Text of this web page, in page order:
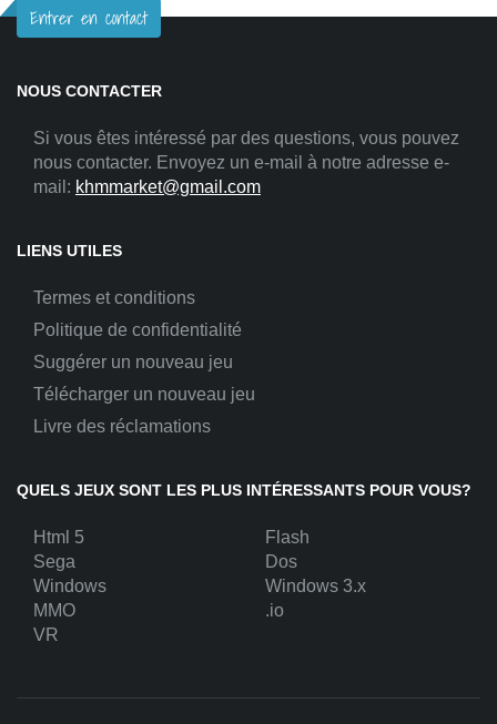
Entrer en contact
NOUS CONTACTER
Si vous êtes intéressé par des questions, vous pouvez
nous contacter. Envoyez un e-mail à notre adresse e-
mail: khmmarket@gmail.com
LIENS UTILES
Termes et conditions
Politique de confidentialité
Suggérer un nouveau jeu
Télécharger un nouveau jeu
Livre des réclamations
QUELS JEUX SONT LES PLUS INTÉRESSANTS POUR VOUS?
Html 5
Flash
Sega
Dos
Windows
Windows 3.x
MMO
.io
VR